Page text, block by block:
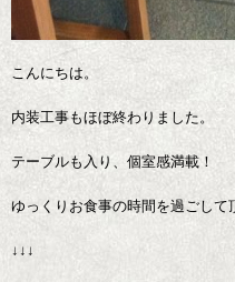
こんにちは。
内装工事もほぼ終わりました。
テーブルも入り、個室感満載！
ゆっくりお食事の時間を過ごして
↓↓↓